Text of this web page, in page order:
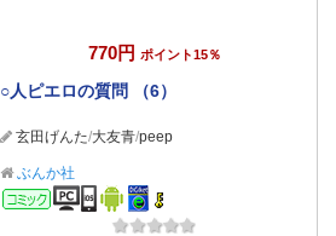
770円 ポイント15％
○人ピエロの質問 （6）
玄田げんた/大友青/peep
ぶんか社
コミック